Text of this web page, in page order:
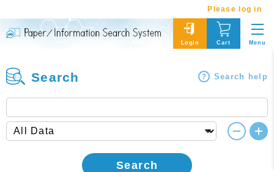
Please log in
Login Cart Menu
Search Search help
Search